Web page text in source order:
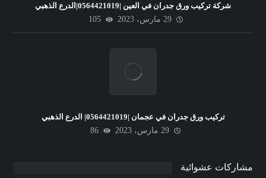
شركة تركيب ورق جدران في العين |0564421019|الدرع الذهبي
29 مارس، 2023
105
تركيب ورق جدران في عجمان |0564421019| الدرع الذهبي
29 مارس، 2023
86
مشاركات عشوائية